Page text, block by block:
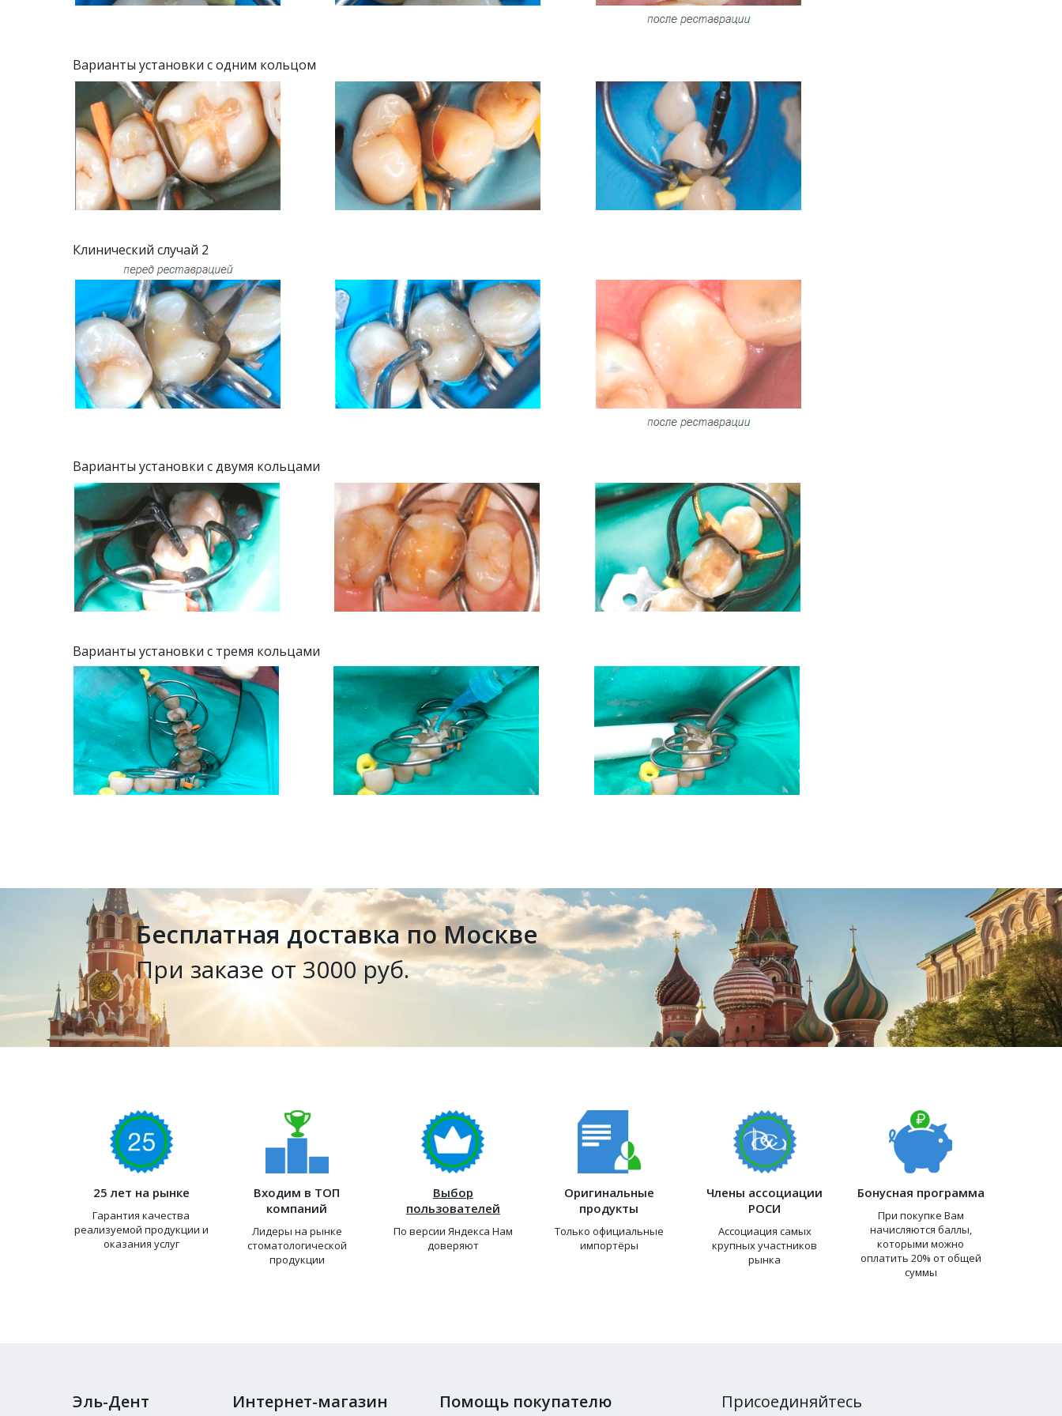
Варианты установки с одним кольцом
Клинический случай 2
Варианты установки с двумя кольцами
Варианты установки с тремя кольцами
Бесплатная доставка по Москве
При заказе от 3000 руб.
25 лет на рынке
Гарантия качества
реализуемой продукции и
оказания услуг
Входим в ТОП
компаний
Лидеры на рынке
стоматологической
продукции
Выбор
пользователей
По версии Яндекса Нам
доверяют
Оригинальные
продукты
Только официальные
импортёры
Члены ассоциации
РОСИ
Ассоциация самых
крупных участников
рынка
Бонусная программа
При покупке Вам
начисляются баллы,
которыми можно
оплатить 20% от общей
суммы
Эль-Дент Интернет-магазин Помощь покупателю Присоединяйтесь